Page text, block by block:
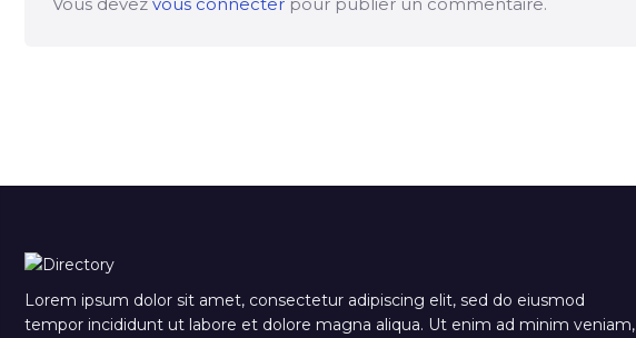
Lorem ipsum dolor sit amet, consectetur adipiscing elit, sed do eiusmod
tempor incididunt ut labore et dolore magna aliqua. Ut enim ad minim veniam,